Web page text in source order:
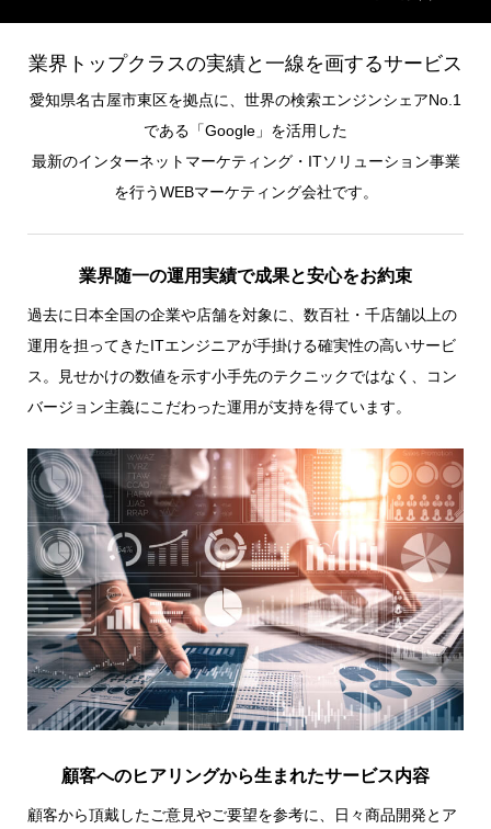
業界トップクラスの実績と一線を画するサービス
愛知県名古屋市東区を拠点に、世界の検索エンジンシェアNo.1
である「Google」を活用した
最新のインターネットマーケティング・ITソリューション事業
を行うWEBマーケティング会社です。
業界随一の運用実績で成果と安心をお約束
過去に日本全国の企業や店舗を対象に、数百社・千店舗以上の
運用を担ってきたITエンジニアが手掛ける確実性の高いサービ
ス。見せかけの数値を示す小手先のテクニックではなく、コン
バージョン主義にこだわった運用が支持を得ています。
顧客へのヒアリングから生まれたサービス内容
顧客から頂戴したご意見やご要望を参考に、日々商品開発とア